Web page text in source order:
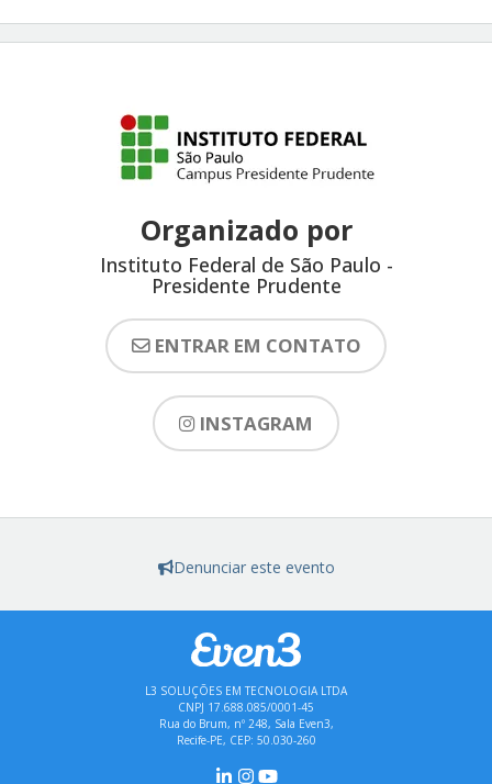
Organizado por
Instituto Federal de São Paulo -
Presidente Prudente
ENTRAR EM CONTATO
INSTAGRAM
Denunciar este evento
L3 SOLUÇÕES EM TECNOLOGIA LTDA
CNPJ 17.688.085/0001-45
Rua do Brum, nº 248, Sala Even3,
Recife-PE, CEP: 50.030-260